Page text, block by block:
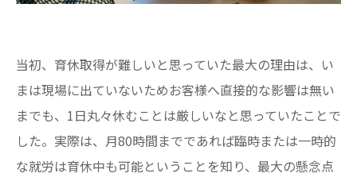
当初、育休取得が難しいと思っていた最大の理由は、い
まは現場に出ていないためお客様へ直接的な影響は無い
までも、1日丸々休むことは厳しいなと思っていたことで
した。実際は、月80時間までであれば臨時または一時的
な就労は育休中も可能ということを知り、最大の懸念点